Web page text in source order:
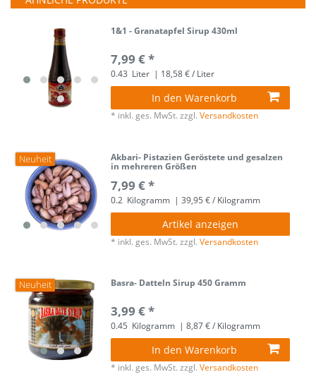
1&1 - Granatapfel Sirup 430ml
7,99 € *
0.43 Liter | 18,58 € / Liter
In den Warenkorb
* inkl. ges. MwSt. zzgl.Versandkosten
Neuheit Akbari- Pistazien Geröstete und gesalzen
in mehreren Größen
7,99 € *
0.2 Kilogramm | 39,95 € / Kilogramm
Artikel anzeigen
* inkl. ges. MwSt. zzgl.Versandkosten
Neuheit Basra- Datteln Sirup 450 Gramm
3,99 € *
0.45 Kilogramm | 8,87 € / Kilogramm
In den Warenkorb
* inkl. ges. MwSt. zzgl.Versandkosten